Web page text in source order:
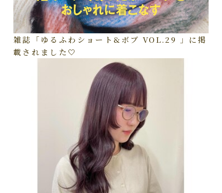
雑誌「ゆるふわショート&ボブ VOL.29 」に掲
載されました🤍